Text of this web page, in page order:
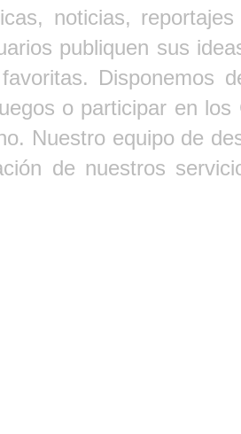
noticias,
publiquen sus
Disponemos
o participar en
Nuestro equipo de
de nuestros